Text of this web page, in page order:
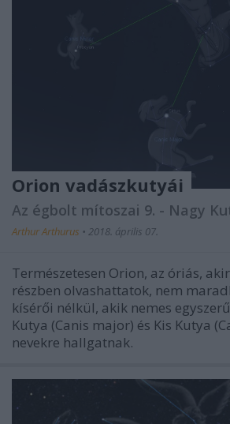
Orion vadászkutyái
Az égbolt mítoszai 9. - Nagy
Arthur Arthurus • 2018. április 07.
Természetesen Orion, az óriás,
részben olvashattatok, nem
kísérői nélkül, akik nemes
Kutya (Canis major) és Kis Kutya
nevekre hallgatnak.